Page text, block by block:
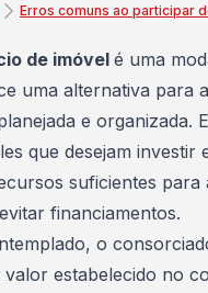
de imóvel é uma
uma alternativa para
e organizada.
que desejam investir
suficientes para
financiamentos.
o
estabelecido no